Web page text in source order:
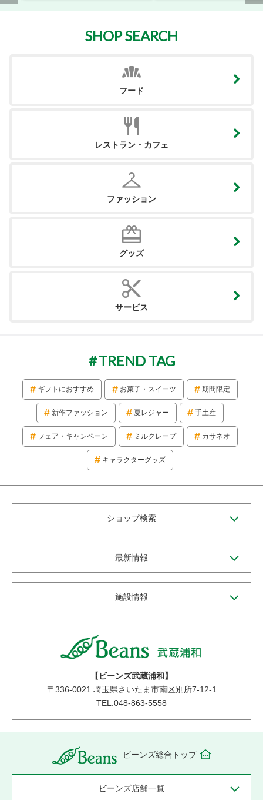
SHOP SEARCH
フード
レストラン・カフェ
ファッション
グッズ
サービス
TREND TAG
ギフトにおすすめ お菓子・スイーツ 期間限定
新作ファッション 夏レジャー 手土産
フェア・キャンペーン ミルクレープ カサネオ
キャラクターグッズ
ショップ検索
最新情報
施設情報
【ビーンズ武蔵浦和】
〒 336-0021 埼玉県さいたま市南区別所7-12-1
TEL:048-863-5558
ビーンズ総合トップ
ビーンズ店舗一覧